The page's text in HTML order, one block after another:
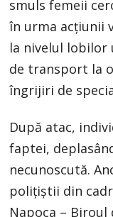
smuls femeii
în urma acțiunii
la nivelul lobilor
de transport la
îngrijiri de
După atac,
faptei,
necunoscută.
polițiștii din
Napoca – Biroul